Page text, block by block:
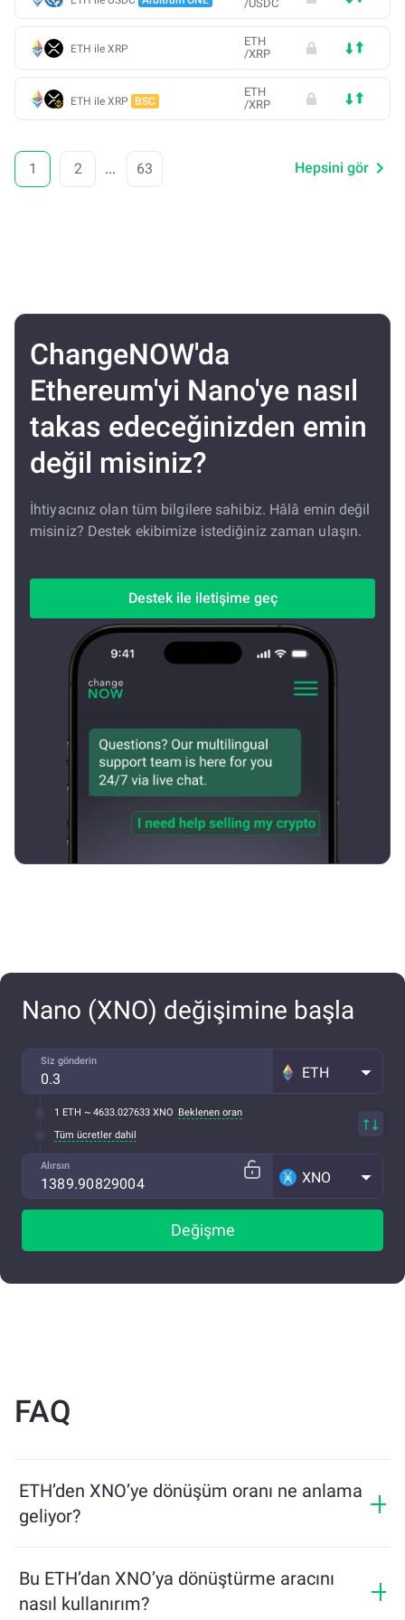
/USDC
ETH ile XRP
ETH
/XRP
ETH ile XRP BSC
ETH
/XRP
1 2 ... 63 Hepsini gör
ChangeNOW'da
Ethereum'yi Nano'ye nasıl
takas edeceğinizden emin
değil misiniz?
İhtiyacınız olan tüm bilgilere sahibiz. Hâlâ emin değil
misiniz? Destek ekibimize istediğiniz zaman ulaşın.
Destek ile iletişime geç
Nano (XNO) değişimine başla
Siz gönderin
ETH
1 ETH ~ 4633.027633 XNO Beklenen oran
Tüm ücretler dahil
Alırsın
XNO
Değişme
FAQ
ETH’den XNO’ye dönüşüm oranı ne anlama
geliyor?
alacağınızı gösterir. Bu oran piyasa koşulları, arz ve
talep ile likiditeye bağlı olarak değişir.
Bu ETH’dan XNO’ya dönüştürme aracını
nasıl kullanırım?